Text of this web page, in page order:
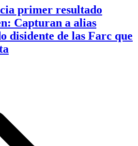
primer resultado
Capturan a alias
disidente de las Farc que